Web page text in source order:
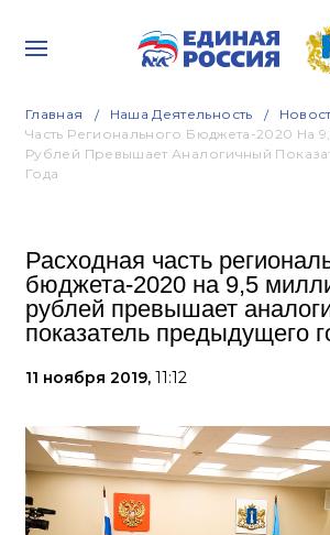
Главная Наша Деятельность
Часть Регионального Бюджета-2020 На
Рублей Превышает Аналогичный
Года
Расходная часть
бюджета-2020 на 9,5
рублей превышает
показатель предыдущего
11 ноября 2019, 11:12